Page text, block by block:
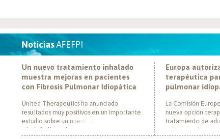
NoticiasAFEFPI
Un nuevo tratamiento inhalado
muestra mejoras en pacientes
con Fibrosis Pulmonar Idiopática
United Therapeutics ha anunciado
resultados muy positivos en un importante
estudio sobre un nuevo tratamiento
inhalado llamado Tyvaso, dirigido a
Europa
terapéutica
pulmonar
La Comisión
nueva opción
tratamiento de
pulmonar